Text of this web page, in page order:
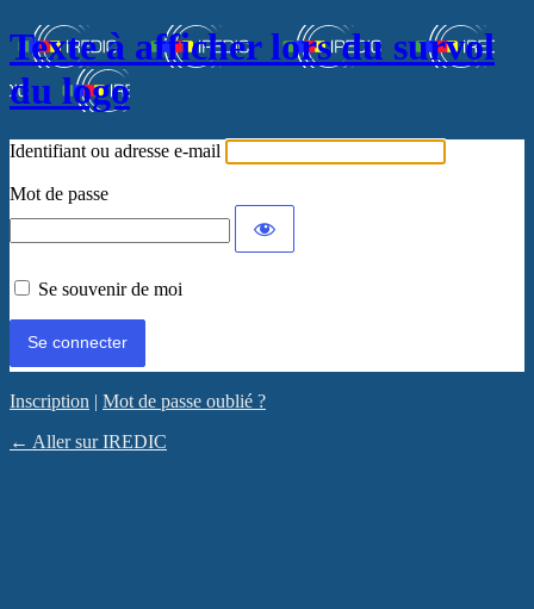
Texte à afficher lors du survol
du logo
Identifiant ou adresse e-mail
Mot de passe
Se souvenir de moi
Inscription | Mot de passe oublié ?
← Aller sur IREDIC